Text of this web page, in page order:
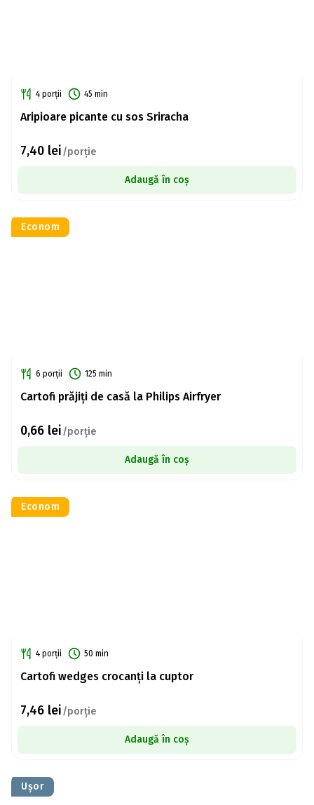
4 porții 45 min
Aripioare picante cu sos Sriracha
7,40 lei/porție
Adaugă în coș
Econom
6 porții 125 min
Cartofi prăjiți de casă la Philips Airfryer
0,66 lei/porție
Adaugă în coș
Econom
4 porții 50 min
Cartofi wedges crocanți la cuptor
7,46 lei/porție
Adaugă în coș
Ușor